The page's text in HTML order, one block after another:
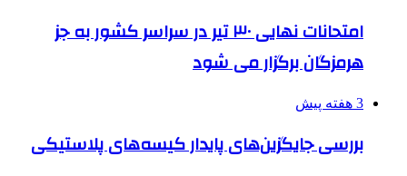
امتحانات نهایی ۳۰ تیر در سراسر کشور به جز
هرمزگان برگزار می شود
3 هفته پیش
بررسی جایگزین‌های پایدار کیسه‌های پلاستیکی